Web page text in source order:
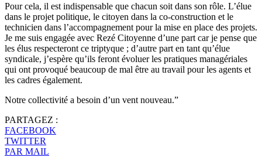
Pour cela, il est indispensable que chacun soit dans son rôle. L’élue
dans le projet politique, le citoyen dans la co-construction et le
technicien dans l’accompagnement pour la mise en place des projets.
Je me suis engagée avec Rezé Citoyenne d’une part car je pense que
les élus respecteront ce triptyque ; d’autre part en tant qu’élue
syndicale, j’espère qu’ils feront évoluer les pratiques managériales
qui ont provoqué beaucoup de mal être au travail pour les agents et
les cadres également.
Notre collectivité a besoin d’un vent nouveau.”
PARTAGEZ :
FACEBOOK
TWITTER
PAR MAIL